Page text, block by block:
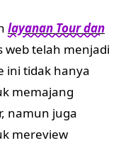
layanan Tour dan
web telah menjadi
ini tidak hanya
memajang
namun juga
mereview